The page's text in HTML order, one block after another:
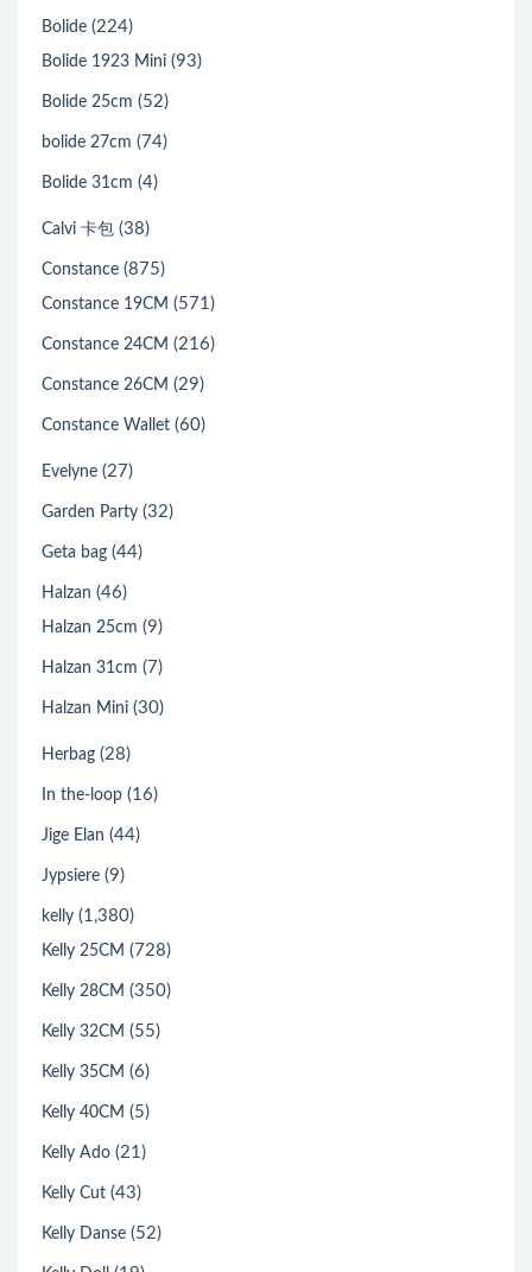
Bolide (224)
Bolide 1923 Mini (93)
Bolide 25cm (52)
bolide 27cm (74)
Bolide 31cm (4)
Calvi 卡包 (38)
Constance (875)
Constance 19CM (571)
Constance 24CM (216)
Constance 26CM (29)
Constance Wallet (60)
Evelyne (27)
Garden Party (32)
Geta bag (44)
Halzan (46)
Halzan 25cm (9)
Halzan 31cm (7)
Halzan Mini (30)
Herbag (28)
In the-loop (16)
Jige Elan (44)
Jypsiere (9)
kelly (1,380)
Kelly 25CM (728)
Kelly 28CM (350)
Kelly 32CM (55)
Kelly 35CM (6)
Kelly 40CM (5)
Kelly Ado (21)
Kelly Cut (43)
Kelly Danse (52)